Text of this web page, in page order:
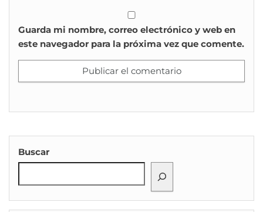
Guarda mi nombre, correo electrónico y web en
este navegador para la próxima vez que comente.
Buscar